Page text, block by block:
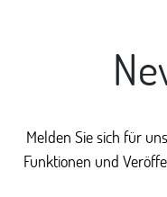
Melden Sie sich für
Funktionen und